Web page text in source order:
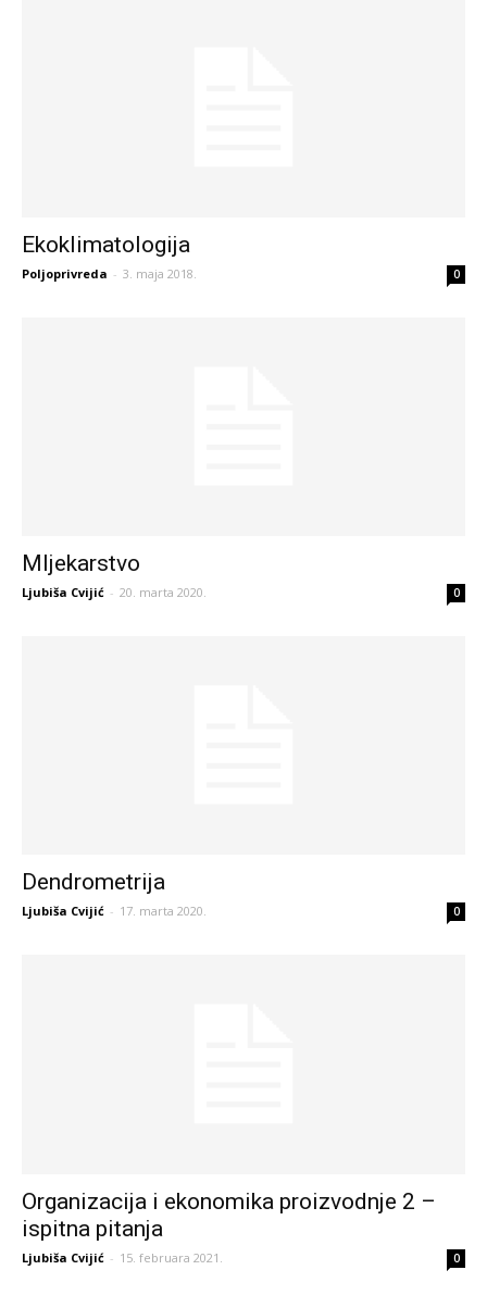
Ekoklimatologija
Poljoprivreda - 3. maja 2018. 0
Mljekarstvo
Ljubiša Cvijić - 20. marta 2020. 0
Dendrometrija
Ljubiša Cvijić - 17. marta 2020. 0
Organizacija i ekonomika proizvodnje 2 –
ispitna pitanja
Ljubiša Cvijić - 15. februara 2021. 0